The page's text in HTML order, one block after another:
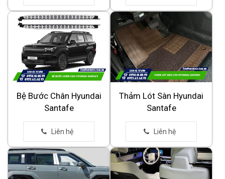
Bệ Bước Chân Hyundai
Santafe
Thảm Lót Sàn Hyundai
Santafe